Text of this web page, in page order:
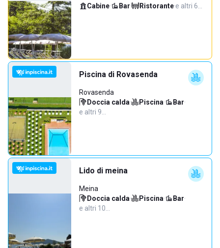
Cabine· Bar· Ristorante·e altri 6…
Piscina di Rovasenda
Rovasenda
Doccia calda· Piscina· Bar·
e altri 9…
Lido di meina
Meina
Doccia calda· Piscina· Bar·
e altri 10…